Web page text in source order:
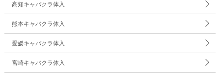
高知キャバクラ体入
熊本キャバクラ体入
愛媛キャバクラ体入
宮崎キャバクラ体入